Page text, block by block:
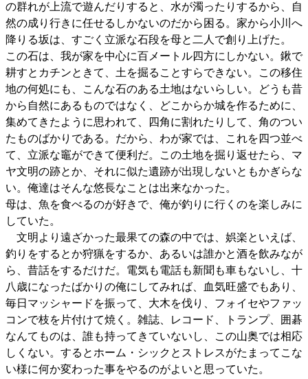
の群れが上流で遊んだりすると、水が濁ったりするから、自
然の成り行きに任せるしかないのだから困る。家から小川へ
降りる坂は、すごく立派な石段を母と二人で創り上げた。
この石は、我が家を中心に百メートル四方にしかない。鍬で
耕すとカチンときて、土を掘ることすらできない。この移住
地の何処にも、こんな石のある土地はないらしい。どうも昔
から自然にあるものではなく、どこからか城を作るために、
集めてきたように思われて、四角に割れたりして、角のつい
たものばかりである。だから、わが家では、これを四つ並べ
て、立派な竈ができて便利だ。この土地を掘り返せたら、マ
ヤ文明の跡とか、それに似た遺跡が出現しないともかぎらな
い。俺達はそんな悠長なことは出来なかった。
母は、魚を食べるのが好きで、俺が釣りに行くのを楽しみに
していた。
文明より遠ざかった最果ての森の中では、娯楽といえば、
釣りをするとか狩猟をするか、あるいは誰かと酒を飲みなが
ら、昔話をするだけだ。電気も電話も新聞も車もないし、十
八歳になったばかりの俺にしてみれば、血気旺盛でもあり、
毎日マッシャードを振って、大木を伐り、フォイセやファッ
コンで枝を片付けて焼く。雑誌、レコード、トランプ、囲碁
なんてものは、誰も持ってきていないし、この山奥では相応
しくない。するとホーム・シックとストレスがたまってこな
い様に何か変わった事をやるのがよいと思っていた。